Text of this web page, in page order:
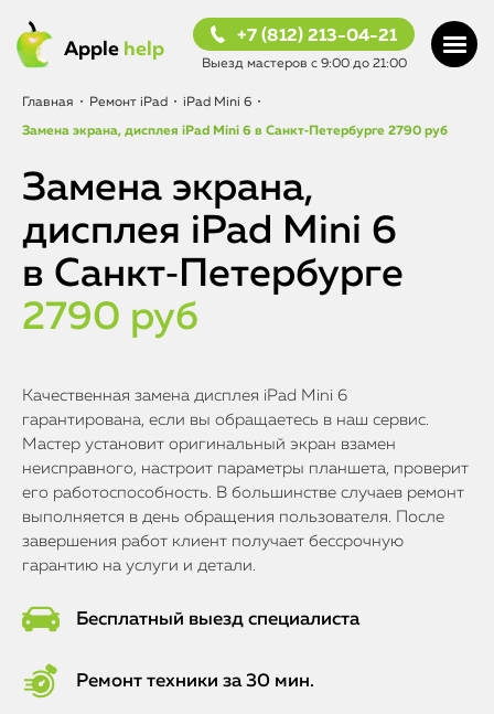
Apple help
+7 (812) 213-04-21
Выезд мастеров с 9:00 до 21:00
Главная • Ремонт iPad • iPad Mini 6 •
Замена экрана, дисплея iPad Mini 6 в Санкт‑Петербурге 2790 руб
Замена экрана,
дисплея iPad Mini 6
в Санкт‑Петербурге
2790 руб
Качественная замена дисплея iPad Mini 6
гарантирована, если вы обращаетесь в наш сервис.
Мастер установит оригинальный экран взамен
неисправного, настроит параметры планшета, проверит
его работоспособность. В большинстве случаев ремонт
выполняется в день обращения пользователя. После
завершения работ клиент получает бессрочную
гарантию на услуги и детали.
Бесплатный выезд специалиста
Ремонт техники за 30 мин.